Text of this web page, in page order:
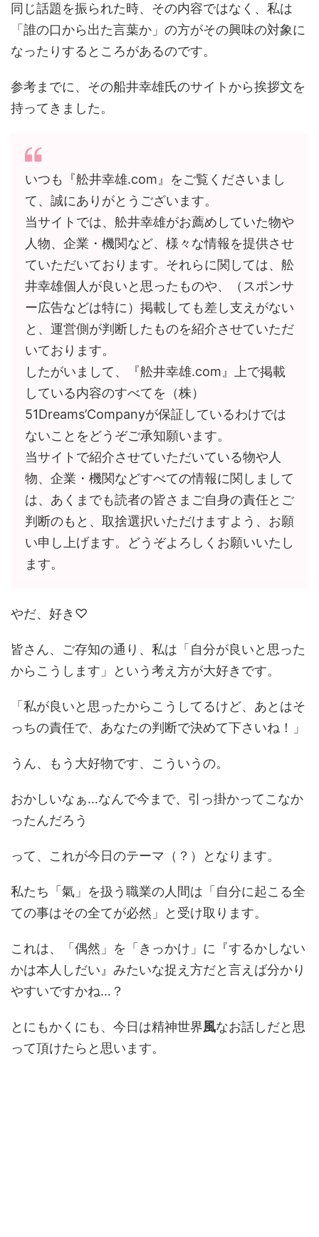
同じ話題を振られた時、その内容ではなく、私は
「誰の口から出た言葉か」の方がその興味の対象に
なったりするところがあるのです。
参考までに、その船井幸雄氏のサイトから挨拶文を
持ってきました。
いつも『舩井幸雄.com』をご覧くださいまし
て、誠にありがとうございます。
当サイトでは、舩井幸雄がお薦めしていた物や
人物、企業・機関など、様々な情報を提供させ
ていただいております。それらに関しては、舩
井幸雄個人が良いと思ったものや、（スポンサ
ー広告などは特に）掲載しても差し支えがない
と、運営側が判断したものを紹介させていただ
いております。
したがいまして、『舩井幸雄.com』上で掲載
している内容のすべてを（株）
51Dreams’Companyが保証しているわけでは
ないことをどうぞご承知願います。
当サイトで紹介させていただいている物や人
物、企業・機関などすべての情報に関しまして
は、あくまでも読者の皆さまご自身の責任とご
判断のもと、取捨選択いただけますよう、お願
い申し上げます。どうぞよろしくお願いいたし
ます。
やだ、好き♡
皆さん、ご存知の通り、私は「自分が良いと思った
からこうします」という考え方が大好きです。
「私が良いと思ったからこうしてるけど、あとはそ
っちの責任で、あなたの判断で決めて下さいね！」
うん、もう大好物です、こういうの。
おかしいなぁ…なんで今まで、引っ掛かってこなか
ったんだろう
って、これが今日のテーマ（？）となります。
私たち「氣」を扱う職業の人間は「自分に起こる全
ての事はその全てが必然」と受け取ります。
これは、「偶然」を「きっかけ」に『するかしない
かは本人しだい』みたいな捉え方だと言えば分かり
やすいですかね…？
とにもかくにも、今日は精神世界風なお話しだと思
って頂けたらと思います。